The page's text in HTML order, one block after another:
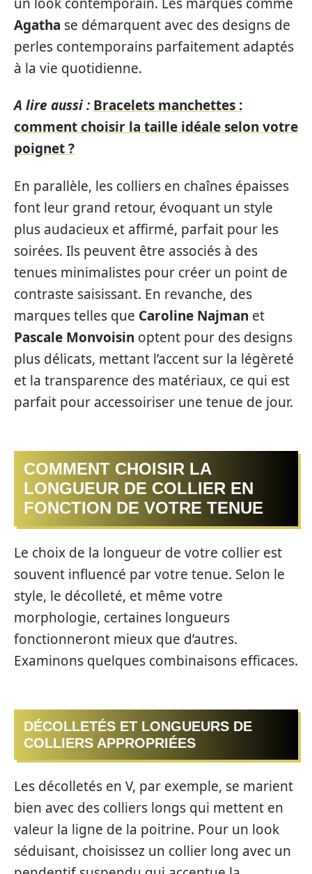
Agatha se démarquent avec des designs de
perles contemporains parfaitement adaptés
à la vie quotidienne.
A lire aussi : Bracelets manchettes :
comment choisir la taille idéale selon votre
poignet ?
En parallèle, les colliers en chaînes épaisses
font leur grand retour, évoquant un style
plus audacieux et affirmé, parfait pour les
soirées. Ils peuvent être associés à des
tenues minimalistes pour créer un point de
contraste saisissant. En revanche, des
marques telles que Caroline Najman et
Pascale Monvoisin optent pour des designs
plus délicats, mettant l’accent sur la légèreté
et la transparence des matériaux, ce qui est
parfait pour accessoiriser une tenue de jour.
COMMENT CHOISIR LA
LONGUEUR DE COLLIER EN
FONCTION DE VOTRE TENUE
Le choix de la longueur de votre collier est
souvent influencé par votre tenue. Selon le
style, le décolleté, et même votre
morphologie, certaines longueurs
fonctionneront mieux que d’autres.
Examinons quelques combinaisons efficaces.
DÉCOLLETÉS ET LONGUEURS DE
COLLIERS APPROPRIÉES
Les décolletés en V, par exemple, se marient
bien avec des colliers longs qui mettent en
valeur la ligne de la poitrine. Pour un look
séduisant, choisissez un collier long avec un